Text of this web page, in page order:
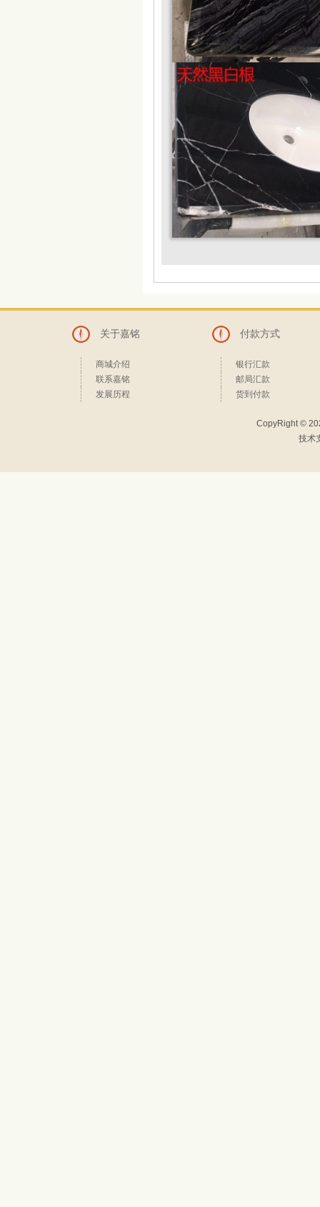
关于嘉铭
商城介绍
联系嘉铭
发展历程
付款方式
银行汇款
邮局汇款
货到付款
CopyRight ©
技术